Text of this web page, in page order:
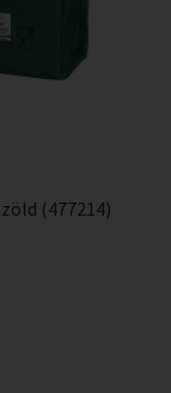
(477214)